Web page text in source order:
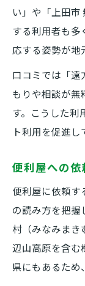
南牧
高地
夫
便利
援内容
標高
ウ
便利
日常
理由
便利
背景
高齢
い」や「上田市
する利用者も
応する姿勢が地
口コミでは「遠
もりや相談が無
す。こうした利
ト利用を促進し
便利屋への
便利屋に依頼す
の読み方を把握
村（みなみまき
辺山高原を含む
県にもあるため